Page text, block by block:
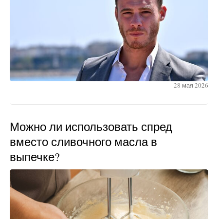
28 мая 2026
Можно ли использовать спред
вместо сливочного масла в
выпечке?